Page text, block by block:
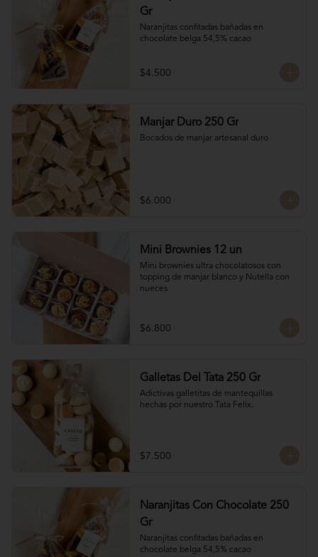
Gr
Naranjitas confitadas bañadas en
chocolate belga 54,5% cacao
$4.500
Manjar Duro 250 Gr
Bocados de manjar artesanal duro
$6.000
Mini Brownies 12 un
Mini brownies ultra chocolatosos con
topping de manjar blanco y Nutella con
nueces
$6.800
Galletas Del Tata 250 Gr
Adictivas galletitas de mantequillas
hechas por nuestro Tata Felix.
$7.500
Naranjitas Con Chocolate 250
Gr
Naranjitas confitadas bañadas en
chocolate belga 54,5% cacao